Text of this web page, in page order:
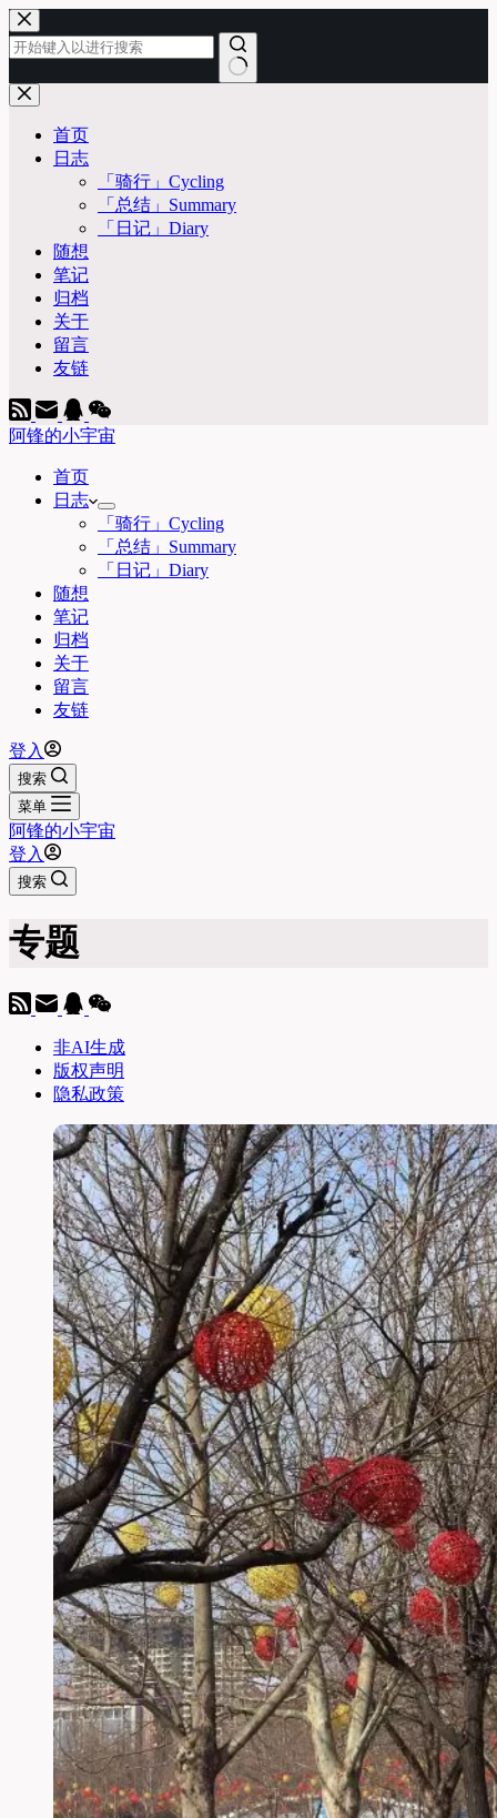
跳
至
内
容
无
首页
日志
「骑行」Cycling
「总结」Summary
「日记」Diary
随想
笔记
归档
关于
留言
友链
阿锋的小宇宙
首页
日志
「骑行」Cycling
「总结」Summary
「日记」Diary
随想
笔记
归档
关于
留言
友链
登入
搜索
菜单
阿锋的小宇宙
登入
搜索
专题
非AI生成
版权声明
隐私政策